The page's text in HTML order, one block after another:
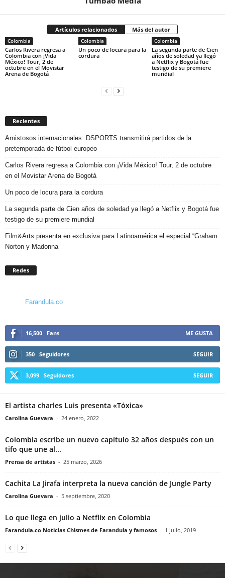
Artículos relacionados Más del autor
Colombia
Carlos Rivera regresa a
Colombia con ¡Vida
México! Tour, 2 de
octubre en el Movistar
Arena de Bogotá
Colombia
Un poco de locura para la
cordura
Colombia
La segunda parte de Cien
años de soledad ya llegó
a Netflix y Bogotá fue
testigo de su premiere
mundial
Recientes
Amistosos internacionales: DSPORTS transmitirá partidos de la
pretemporada de fútbol europeo
Carlos Rivera regresa a Colombia con ¡Vida México! Tour, 2 de octubre
en el Movistar Arena de Bogotá
Un poco de locura para la cordura
La segunda parte de Cien años de soledad ya llegó a Netflix y Bogotá fue
testigo de su premiere mundial
Film&Arts presenta en exclusiva para Latinoamérica el especial “Graham
Norton y Madonna”
Redes
Farandula.co
16,500 Fans ME GUSTA
350 Seguidores SEGUIR
3,099 Seguidores SEGUIR
El artista charles Luis presenta «Tóxica»
Carolina Guevara - 24 enero, 2022
Colombia escribe un nuevo capítulo 32 años después con un
tifo que une al...
Prensa de artistas - 25 marzo, 2026
Cachita La Jirafa interpreta la nueva canción de Jungle Party
Carolina Guevara - 5 septiembre, 2020
Lo que llega en julio a Netflix en Colombia
Farandula.co Noticias Chismes de Farandula y famosos - 1 julio, 2019